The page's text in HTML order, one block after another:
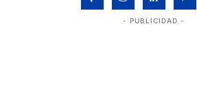
- PUBLICIDAD -